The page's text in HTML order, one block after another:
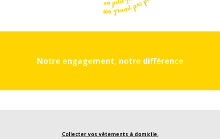
Notre engagement, notre différence
Collecter vos vêtements à domicile.